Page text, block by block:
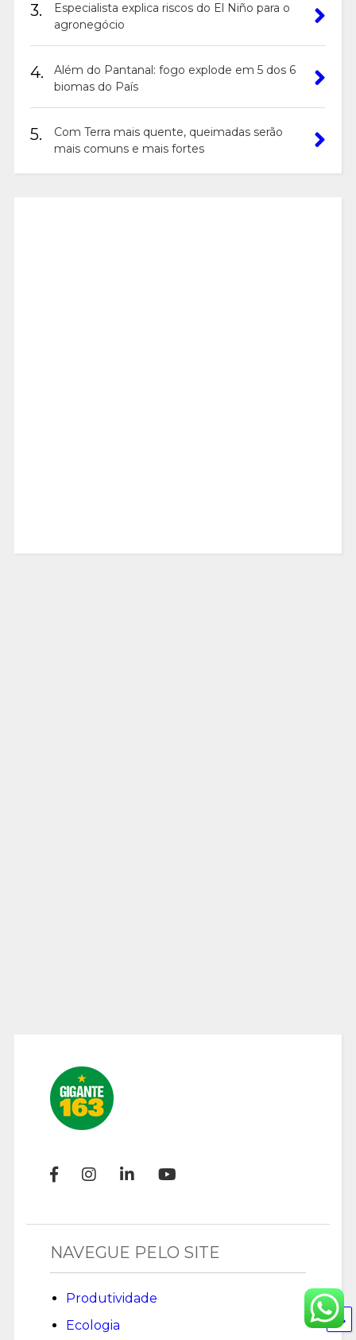
3.
Especialista explica riscos do El Niño para o
agronegócio
4.
Além do Pantanal: fogo explode em 5 dos 6
biomas do País
5.
Com Terra mais quente, queimadas serão
mais comuns e mais fortes
NAVEGUE PELO SITE
Produtividade
Ecologia